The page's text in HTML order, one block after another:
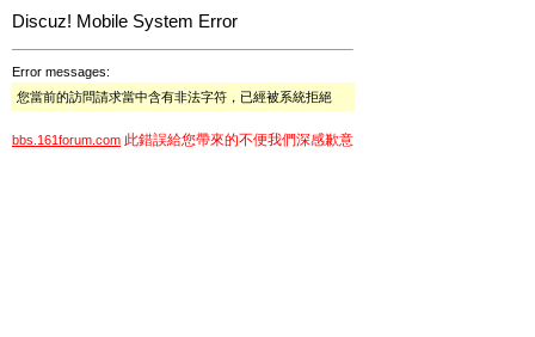
Discuz! Mobile System Error
Error messages:
您當前的訪問請求當中含有非法字符，已經被系統拒絕
bbs.161forum.com 此錯誤給您帶來的不便我們深感歉意